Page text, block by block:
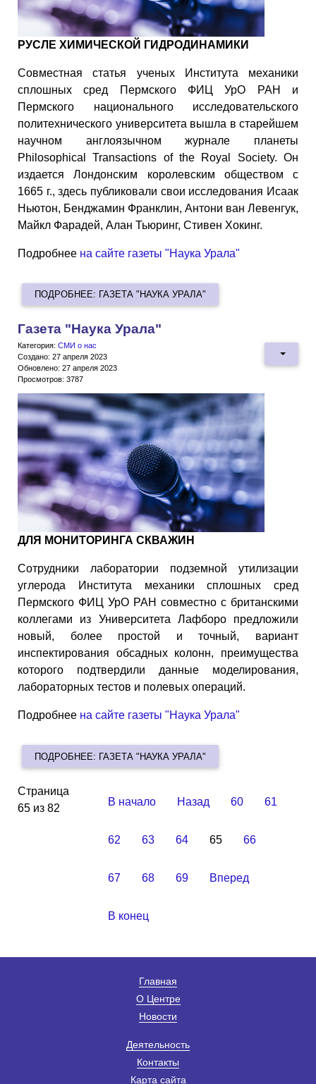
РУСЛЕ ХИМИЧЕСКОЙ ГИДРОДИНАМИКИ
Совместная статья ученых Института механики
сплошных сред Пермского ФИЦ УрО РАН и
Пермского национального исследовательского
политехнического университета вышла в старейшем
научном англоязычном журнале планеты
Philosophical Transactions of the Royal Society. Он
издается Лондонским королевским обществом с
1665 г., здесь публиковали свои исследования Исаак
Ньютон, Бенджамин Франклин, Антони ван Левенгук,
Майкл Фарадей, Алан Тьюринг, Стивен Хокинг.
Подробнее на сайте газеты "Наука Урала"
ПОДРОБНЕЕ: ГАЗЕТА "НАУКА УРАЛА"
Газета "Наука Урала"
Категория: СМИ о нас
Создано: 27 апреля 2023
Обновлено: 27 апреля 2023
Просмотров: 3787
ДЛЯ МОНИТОРИНГА СКВАЖИН
Сотрудники лаборатории подземной утилизации
углерода Института механики сплошных сред
Пермского ФИЦ УрО РАН совместно с британскими
коллегами из Университета Лафборо предложили
новый, более простой и точный, вариант
инспектирования обсадных колонн, преимущества
которого подтвердили данные моделирования,
лабораторных тестов и полевых операций.
Подробнее на сайте газеты "Наука Урала"
ПОДРОБНЕЕ: ГАЗЕТА "НАУКА УРАЛА"
Страница
65 из 82
В начало Назад 60 61
62 63 64 65 66
67 68 69 Вперед
В конец
Главная
О Центре
Новости
Деятельность
Контакты
Карта сайта